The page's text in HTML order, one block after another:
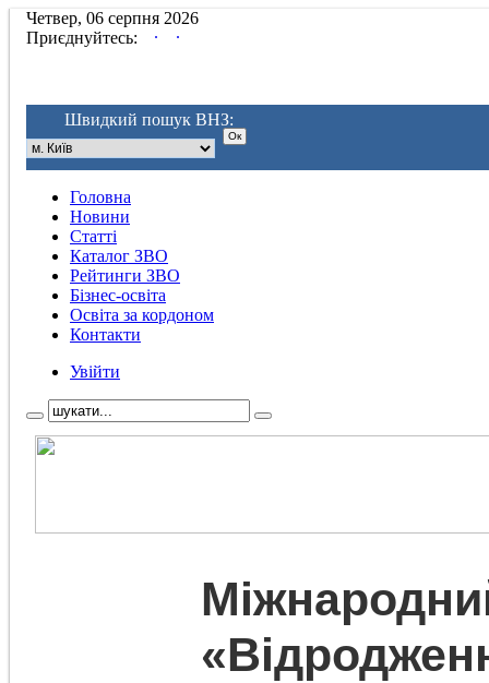
Четвер, 06 серпня 2026
Приєднуйтесь:
. .
Швидкий пошук ВНЗ:
Головна
Новини
Статті
Каталог ЗВО
Рейтинги ЗВО
Бізнес-освіта
Освіта за кордоном
Контакти
Увійти